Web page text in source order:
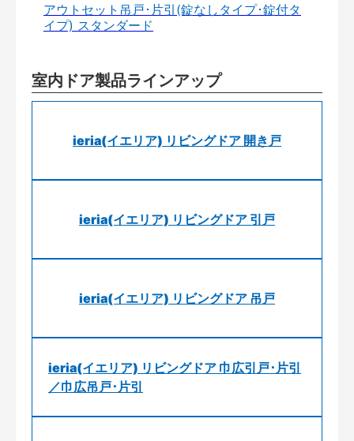
アウトセット吊戸･片引(錠なしタイプ･錠付タ
イプ) スタンダード
室内ドア製品ラインアップ
ieria(イエリア) リビングドア 開き戸
ieria(イエリア) リビングドア 引戸
ieria(イエリア) リビングドア 吊戸
ieria(イエリア) リビングドア 巾広引戸･片引
／巾広吊戸･片引